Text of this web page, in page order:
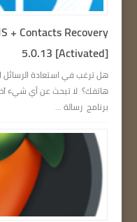
+ Contacts Recovery
5.0.13 [Activated]
هل ترغب في استعادة الرسائل
هاتفك؟ لا تبحث عن أي شيء
برنامج رسالة ...